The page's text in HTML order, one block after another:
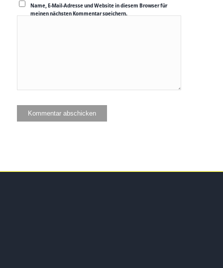
Name, E-Mail-Adresse und Website in diesem Browser für
meinen nächsten Kommentar speichern.